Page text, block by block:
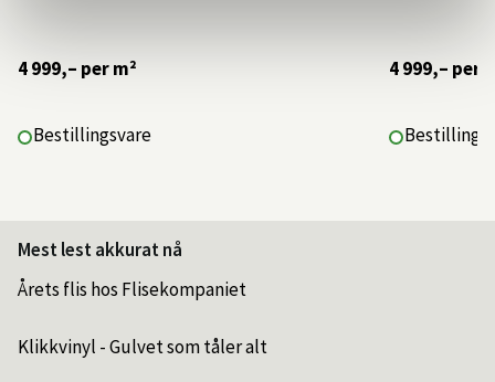
4 999,– per m²
Bestillingsvare
4 999,– per
Mest lest akkurat nå
Årets flis hos Flisekompaniet
Klikkvinyl - Gulvet som tåler alt